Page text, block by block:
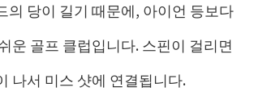
의 당이 길기 때문에, 아이언 등보다
운 골프 클럽입니다. 스핀이 걸리면
나서 미스 샷에 연결됩니다.